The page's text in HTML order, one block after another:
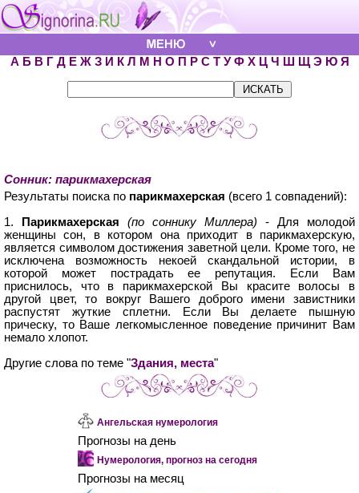
А Б В Г Д Е Ж З И К Л М Н О П Р С Т У Ф Х Ц Ч Ш Щ Э Ю Я
Сонник: парикмахерская
Результаты поиска по парикмахерская (всего 1 совпадений):
1.
Парикмахерская (по соннику Миллера) - Для молодой
женщины сон, в котором она приходит в парикмахерскую,
является символом достижения заветной цели. Кроме того, не
исключена возможность некоей скандальной истории, в
которой может пострадать ее репутация. Если Вам
приснилось, что в парикмахерской Вы красите волосы в
другой цвет, то вокруг Вашего доброго имени завистники
распустят жуткие сплетни. Если Вы делаете пышную
прическу, то Ваше легкомысленное поведение причинит Вам
немало хлопот.
Другие слова по теме "Здания, места"
Ангельская нумерология
Прогнозы на день
Нумерология, прогноз на сегодня
Прогнозы на месяц